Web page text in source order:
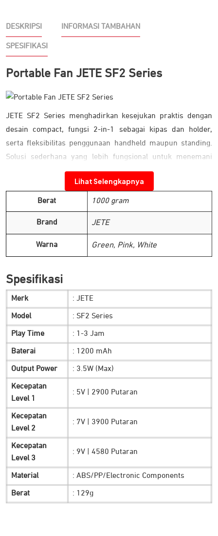
DESKRIPSI INFORMASI TAMBAHAN
SPESIFIKASI
Portable Fan JETE SF2 Series
JETE SF2 Series menghadirkan kesejukan praktis dengan
desain compact, fungsi 2-in-1 sebagai kipas dan holder,
serta fleksibilitas penggunaan handheld maupun standing.
Solusi sederhana yang lebih fungsional untuk menemani
aktivitas harian Anda.
Kipas yang Ringkas dan Multifungsi
JETE SF2dirancang sebagai solusi praktis yang tidak hanya
memberikan kesejukan, tetapi juga fungsi tambahan. Selain
digunakan sebagai kipas portable, produk ini juga dapat
difungsikan sebagai holder smartphone. Cukup letakkan
perangkat Anda di bagian bawah, dan nikmati konten favorit
dengan posisi yang lebih nyaman tanpa perlu aksesori
tambahan. Anda juga bisa menggunakannya dalam dua
mode yakni digenggam maupun diletakkan di meja dengan
tetap stabil.
Pilih Level Kecepatan Sesuai Kebutuhan
Lihat Selengkapnya
Berat 1000 gram
Brand JETE
Warna Green, Pink, White
Spesifikasi
Merk : JETE
Model : SF2 Series
Play Time : 1-3 Jam
Baterai : 1200 mAh
Output Power : 3.5W (Max)
Kecepatan
Level 1
: 5V | 2900 Putaran
Kecepatan
Level 2
: 7V | 3900 Putaran
Kecepatan
Level 3
: 9V | 4580 Putaran
Material : ABS/PP/Electronic Components
Berat : 129g